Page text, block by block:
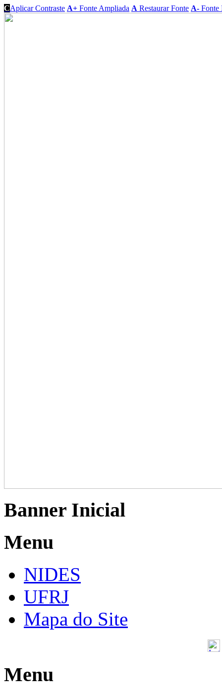
CAplicar Contraste A+ Fonte Ampliada A Restaurar Fonte A- Fonte
Banner Inicial
Menu
NIDES
UFRJ
Mapa do Site
Menu